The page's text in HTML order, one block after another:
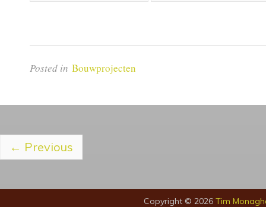
Posted in Bouwprojecten
← Previous
Copyright © 2026 Tim